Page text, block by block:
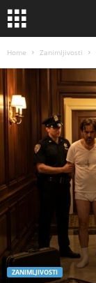
Home Zanimljivosti
ZANIMLJIVOSTI